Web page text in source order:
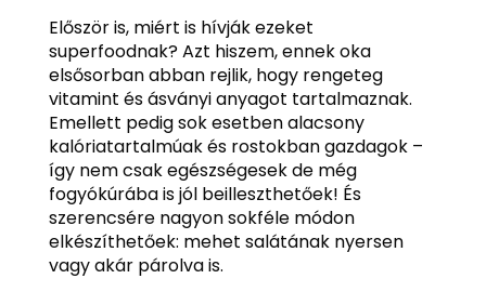
Először is, miért is hívják ezeket
superfoodnak? Azt hiszem, ennek oka
elsősorban abban rejlik, hogy rengeteg
vitamint és ásványi anyagot tartalmaznak.
Emellett pedig sok esetben alacsony
kalóriatartalmúak és rostokban gazdagok –
így nem csak egészségesek de még
fogyókúrába is jól beilleszthetőek! És
szerencsére nagyon sokféle módon
elkészíthetőek: mehet salátának nyersen
vagy akár párolva is.